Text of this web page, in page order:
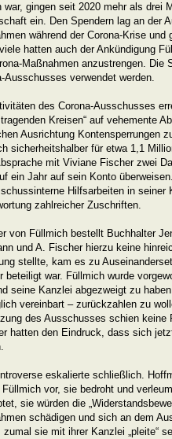
war, gingen seit 2020 mehr als drei
ein. Den Spendern lag an der
während der Corona-Krise
hatten auch der Ankündigung
Maßnahmen anzustrengen. Die
Ausschusses verwendet werden.
des Corona-Ausschusses
Kreisen“ auf vehemente
Ausrichtung Kontensperrungen
sicherheitshalber für etwa 1,1
mit Viviane Fischer zwei
ein Jahr auf sein Konto
Hilfsarbeiten in seiner
zahlreicher Zuschriften.
von Füllmich bestellt Buchhalter
und A. Fischer hierzu keine
stellte, kam es zu
beteiligt war. Füllmich wurde
seine Kanzlei abgezweigt zu
vereinbart – zurückzahlen zu
des Ausschusses schien keine
hatten den Eindruck, dass sich
eskalierte schließlich.
Füllmich vor, sie bedroht und
sie würden die
schädigen und sich an dem
zumal sie mit ihrer Kanzlei „pleite“